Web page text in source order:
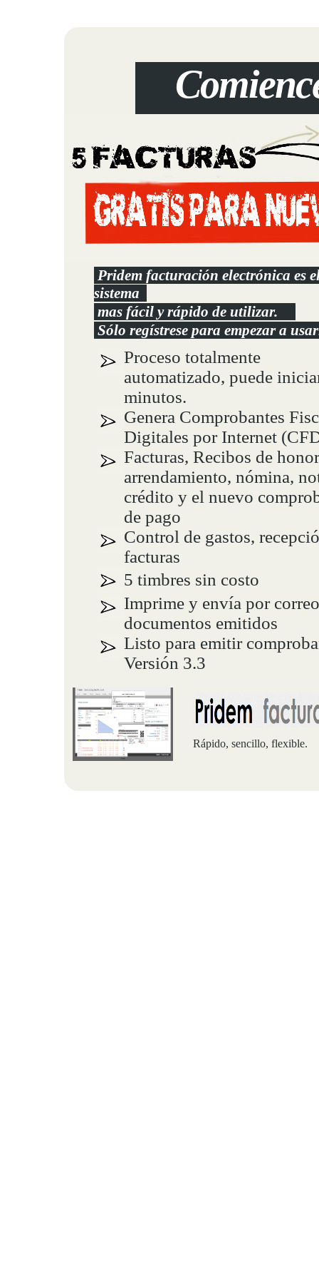
Pridem facturación electrónica es
sistema
mas fácil y rápido de utilizar.
Sólo regístrese para empezar a
Proceso totalmente
automatizado, puede
minutos.
Genera Comprobantes
Digitales por Internet
Facturas, Recibos de
arrendamiento, nómina,
crédito y el nuevo
de pago
Control de gastos,
facturas
5 timbres sin costo
Imprime y envía por
documentos emitidos
Listo para emitir
Versión 3.3
Rápido, sencillo, flexible.